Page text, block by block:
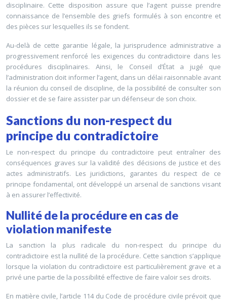
disciplinaire. Cette disposition assure que l’agent puisse prendre
connaissance de l’ensemble des griefs formulés à son encontre et
des pièces sur lesquelles ils se fondent.
Au-delà de cette garantie légale, la jurisprudence administrative a
progressivement renforcé les exigences du contradictoire dans les
procédures disciplinaires. Ainsi, le Conseil d’État a jugé que
l’administration doit informer l’agent, dans un délai raisonnable avant
la réunion du conseil de discipline, de la possibilité de consulter son
dossier et de se faire assister par un défenseur de son choix.
Sanctions du non-respect du
principe du contradictoire
Le non-respect du principe du contradictoire peut entraîner des
conséquences graves sur la validité des décisions de justice et des
actes administratifs. Les juridictions, garantes du respect de ce
principe fondamental, ont développé un arsenal de sanctions visant
à en assurer l’effectivité.
Nullité de la procédure en cas de
violation manifeste
La sanction la plus radicale du non-respect du principe du
contradictoire est la nullité de la procédure. Cette sanction s’applique
lorsque la violation du contradictoire est particulièrement grave et a
privé une partie de la possibilité effective de faire valoir ses droits.
En matière civile, l’article 114 du Code de procédure civile prévoit que